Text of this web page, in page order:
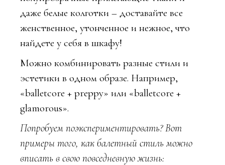
даже белые колготки – доставайте все
женственное, утонченное и нежное, что
найдете у себя в шкафу!
Можно комбинировать разные стили и
эстетики в одном образе. Например,
«balletcore + preppy» или «balletcore +
glamorous».
Попробуем поэкспериментировать? Вот
примеры того, как балетный стиль можно
вписать в свою повседневную жизнь: